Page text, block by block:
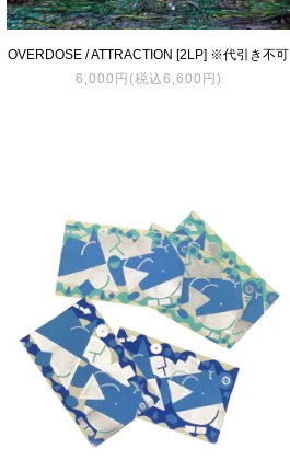
OVERDOSE / ATTRACTION [2LP] ※代引き不可
6,000円(税込6,600円)